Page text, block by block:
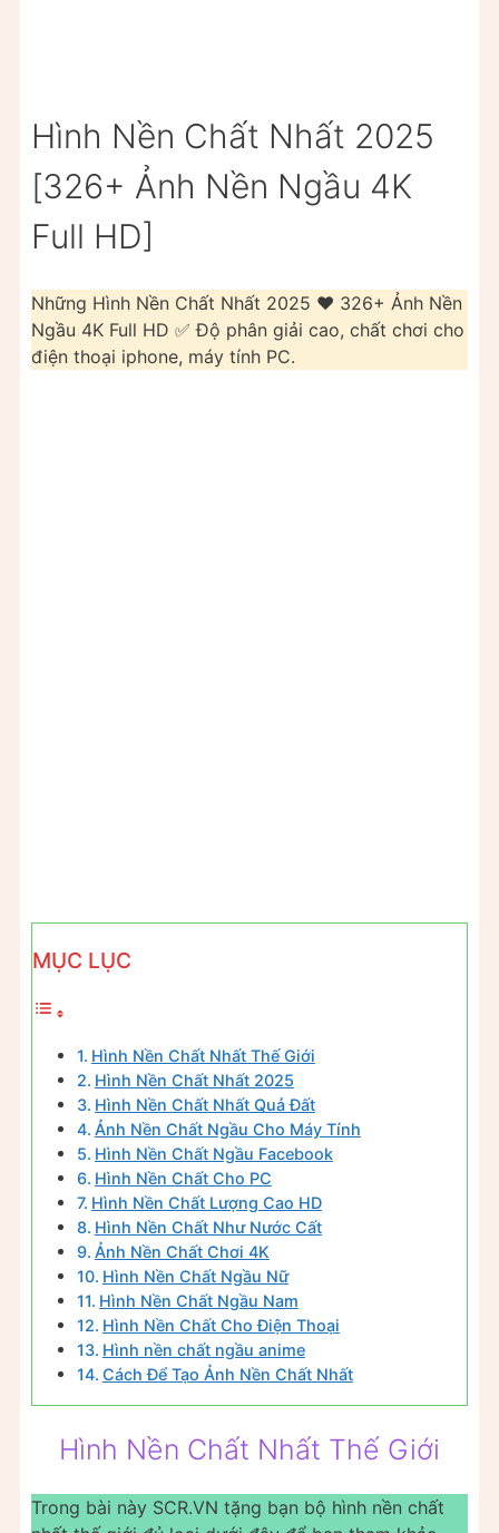
Hình Nền Chất Nhất 2025
[326+ Ảnh Nền Ngầu 4K
Full HD]
Những Hình Nền Chất Nhất 2025 ❤️ 326+ Ảnh Nền
Ngầu 4K Full HD ✅ Độ phân giải cao, chất chơi cho
điện thoại iphone, máy tính PC.
MỤC LỤC
Hình Nền Chất Nhất Thế Giới
Hình Nền Chất Nhất 2025
Hình Nền Chất Nhất Quả Đất
Ảnh Nền Chất Ngầu Cho Máy Tính
Hình Nền Chất Ngầu Facebook
Hình Nền Chất Cho PC
Hình Nền Chất Lượng Cao HD
Hình Nền Chất Như Nước Cất
Ảnh Nền Chất Chơi 4K
Hình Nền Chất Ngầu Nữ
Hình Nền Chất Ngầu Nam
Hình Nền Chất Cho Điện Thoại
Hình nền chất ngầu anime
Cách Để Tạo Ảnh Nền Chất Nhất
Hình Nền Chất Nhất Thế Giới
Trong bài này SCR.VN tặng bạn bộ hình nền chất